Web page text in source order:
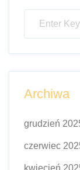
Archiwa
grudzień
czerwiec
kwiecień